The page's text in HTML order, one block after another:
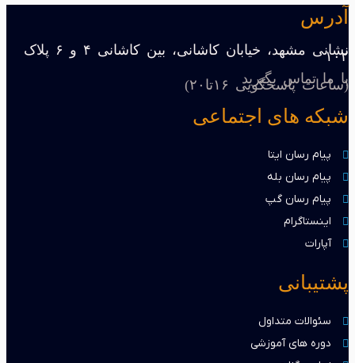
آدرس
نشانی مشهد، خیابان کاشانی، بین کاشانی ۴ و ۶ پلاک
۱۰۲
با ما تماس بگیرید
(ساعات پاسخگویی ۱۶تا۲۰)
شبکه های اجتماعی
پیام رسان ایتا
پیام رسان بله
پیام رسان گپ
اینستاگرام
آپارات
پشتیبانی
سئوالات متداول
دوره های آموزشی